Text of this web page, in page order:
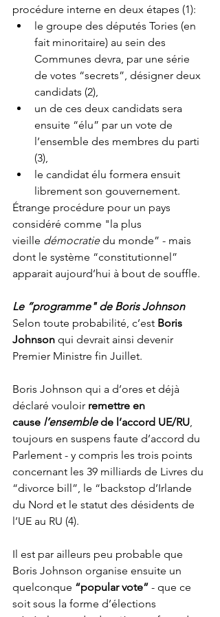
procédure interne en deux étapes (1):
le groupe des députés Tories (en
fait minoritaire) au sein des
Communes devra, par une série
de votes “secrets”, désigner deux
candidats (2),
un de ces deux candidats sera
ensuite “élu” par un vote de
l’ensemble des membres du parti
(3),
le candidat élu formera ensuit
librement son gouvernement.
Étrange procédure pour un pays
considéré comme "la plus
vieille démocratie du monde” - mais
dont le système “constitutionnel”
apparait aujourd’hui à bout de souffle.
Le “programme" de Boris Johnson
Selon toute probabilité, c’est Boris
Johnson qui devrait ainsi devenir
Premier Ministre fin Juillet.
Boris Johnson qui a d’ores et déjà
déclaré vouloir remettre en
cause l’ensemble de l’accord UE/RU
toujours en suspens faute d’accord du
Parlement - y compris les trois points
concernant les 39 milliards de Livres du
“divorce bill”, le “backstop d’Irlande
du Nord et le statut des désidents de
l’UE au RU (4).
Il est par ailleurs peu probable que
Boris Johnson organise ensuite un
quelconque “popular vote” - que ce
soit sous la forme d’élections